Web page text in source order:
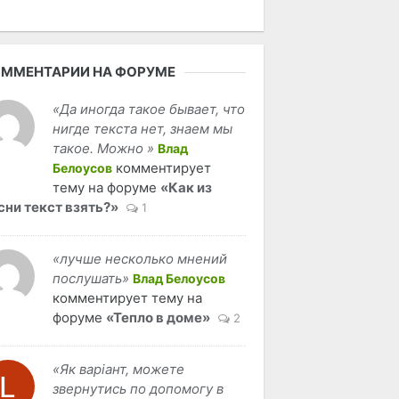
НА ФОРУМЕ
«Да иногда такое бывает, что
нигде текста нет, знаем мы
такое. Можно » Влад
Белоусов комментирует
тему на форуме «Как из
текст взять?»
1
«лучше несколько мнений
послушать» Влад Белоусов
комментирует тему на
форуме «Тепло в доме» 2
«Як варіант, можете
звернутись по допомогу в